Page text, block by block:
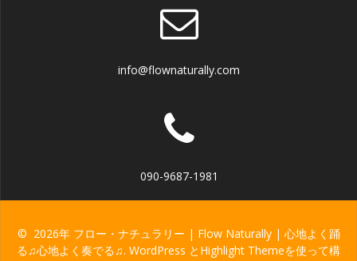
info@flownaturally.com
090-9687-1981
© 2026年 フロー・ナチュラリー | Flow Naturally | 心地よく踊
る♫心地よく奏でる♫. WordPress と Highlight Themeを使って構